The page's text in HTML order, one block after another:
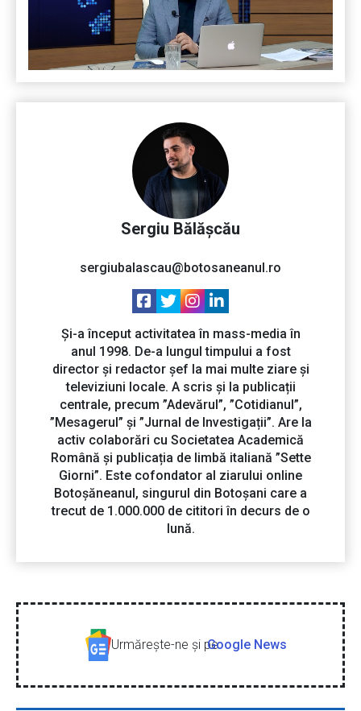
Sergiu Bălășcău
sergiubalascau@botosaneanul.ro
Și-a început activitatea în mass-media în
anul 1998. De-a lungul timpului a fost
director și redactor șef la mai multe ziare și
televiziuni locale. A scris și la publicații
centrale, precum ”Adevărul”, ”Cotidianul”,
”Mesagerul” și ”Jurnal de Investigații”. Are la
activ colaborări cu Societatea Academică
Română și publicația de limbă italiană ”Sette
Giorni”. Este cofondator al ziarului online
Botoșăneanul, singurul din Botoșani care a
trecut de 1.000.000 de cititori în decurs de o
lună.
Urmăreşte-ne şi peGoogle News